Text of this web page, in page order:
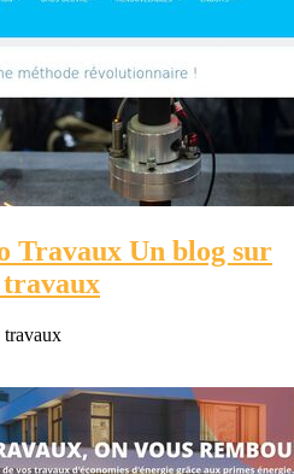
Travaux Un blog sur
travaux
travaux